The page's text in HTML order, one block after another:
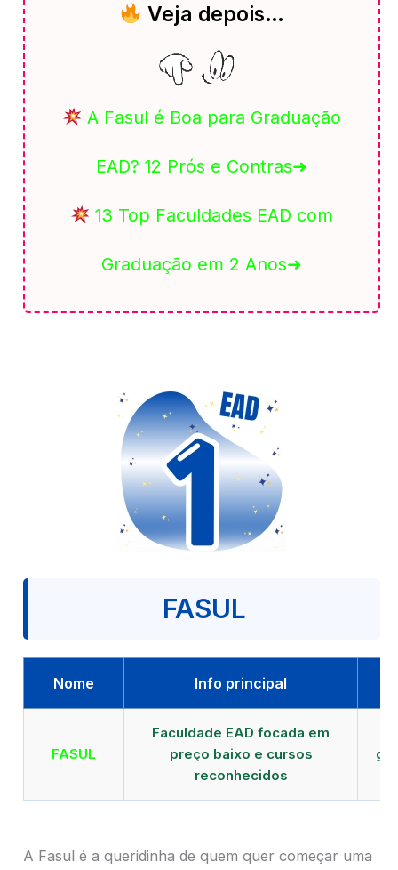
Veja depois…
A Fasul é Boa para Graduação
EAD? 12 Prós e Contras➜
13 Top Faculdades EAD com
Graduação em 2 Anos➜
FASUL
Nome Info principal
FASUL
Faculdade EAD focada em
preço baixo e cursos
reconhecidos
A Fasul é a queridinha de quem quer começar uma